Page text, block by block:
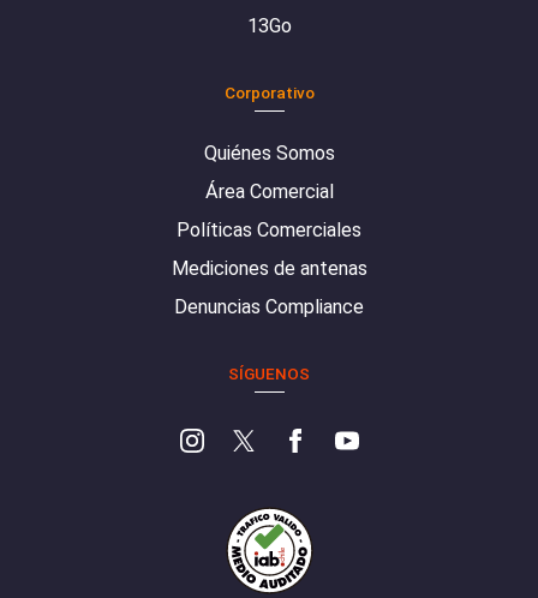
13Go
Corporativo
Quiénes Somos
Área Comercial
Políticas Comerciales
Mediciones de antenas
Denuncias Compliance
SÍGUENOS